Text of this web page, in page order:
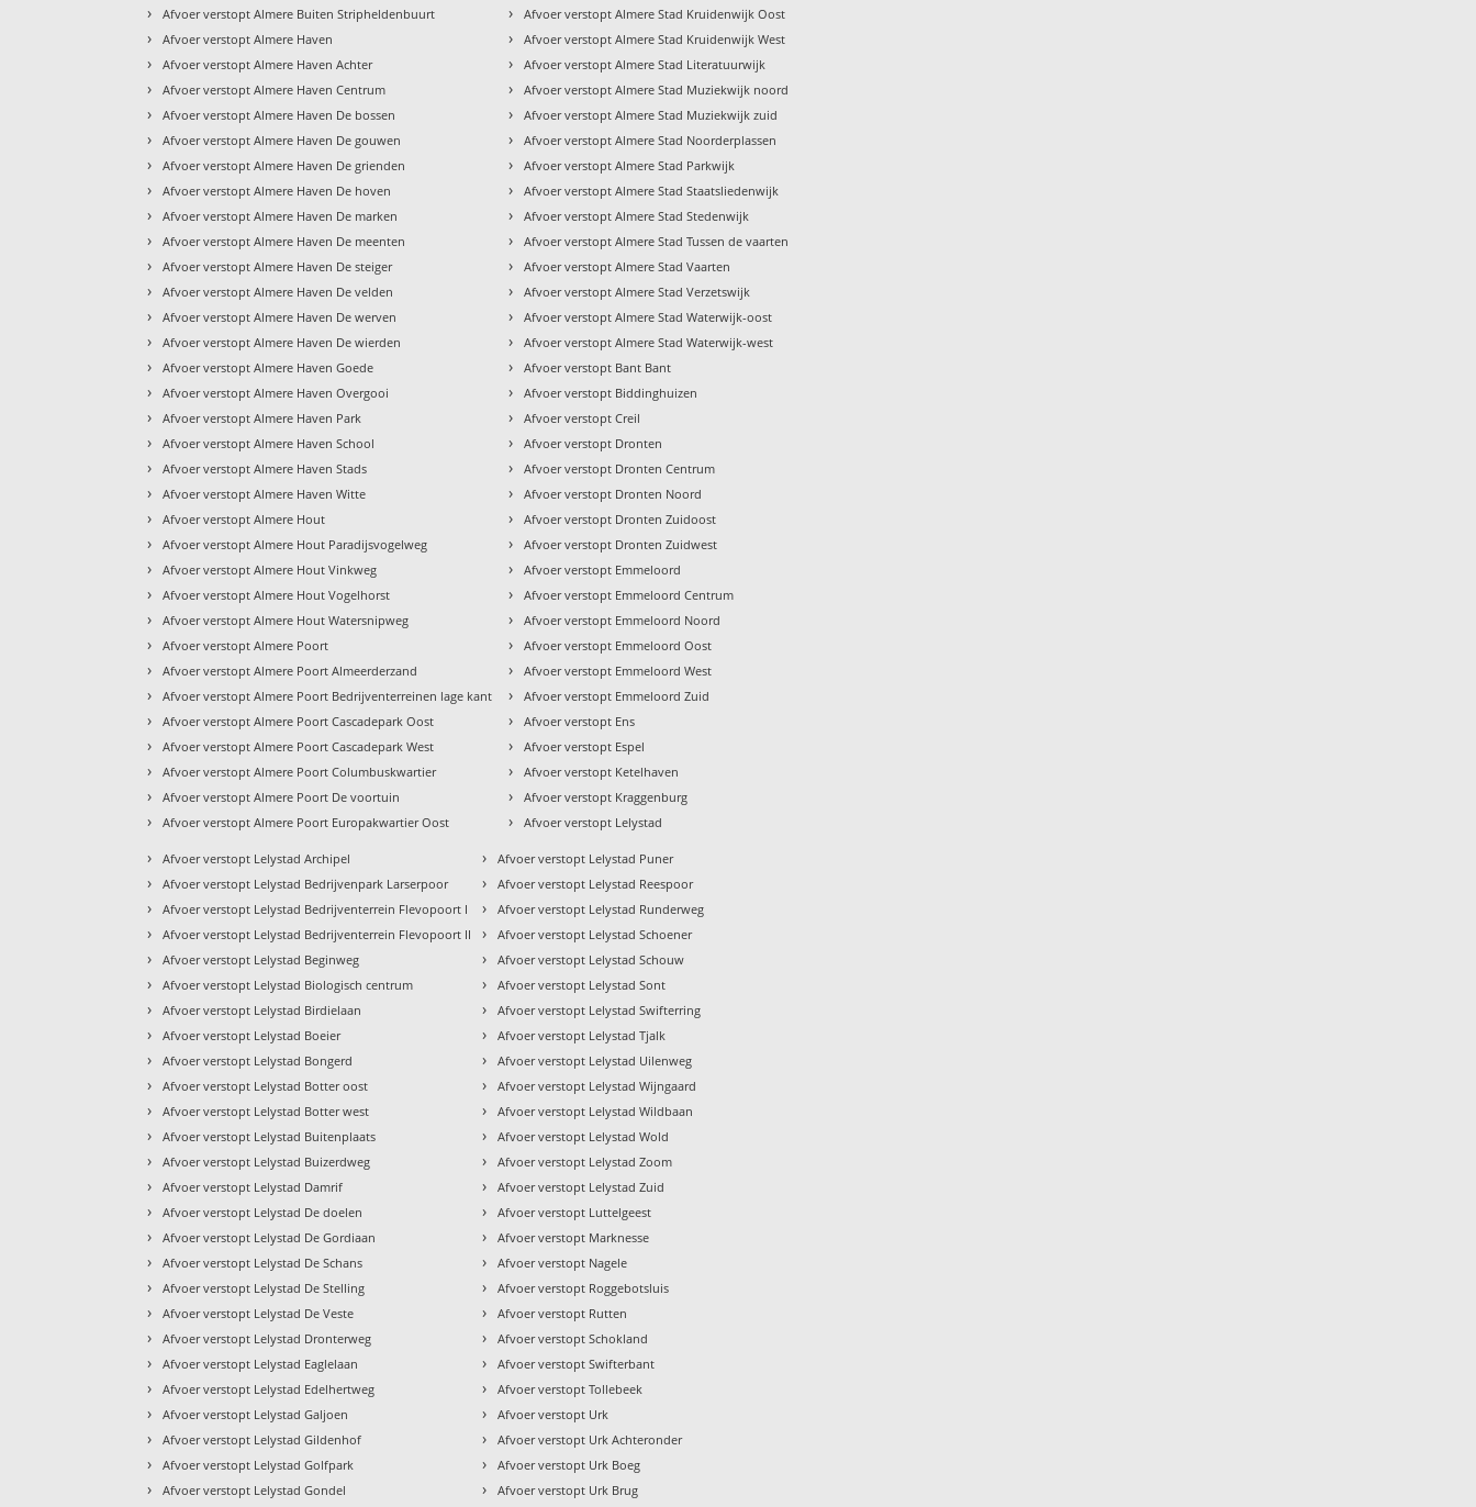
› Afvoer verstopt Almere Buiten Stripheldenbuurt
› Afvoer verstopt Almere Haven
› Afvoer verstopt Almere Haven Achter
› Afvoer verstopt Almere Haven Centrum
› Afvoer verstopt Almere Haven De bossen
› Afvoer verstopt Almere Haven De gouwen
› Afvoer verstopt Almere Haven De grienden
› Afvoer verstopt Almere Haven De hoven
› Afvoer verstopt Almere Haven De marken
› Afvoer verstopt Almere Haven De meenten
› Afvoer verstopt Almere Haven De steiger
› Afvoer verstopt Almere Haven De velden
› Afvoer verstopt Almere Haven De werven
› Afvoer verstopt Almere Haven De wierden
› Afvoer verstopt Almere Haven Goede
› Afvoer verstopt Almere Haven Overgooi
› Afvoer verstopt Almere Haven Park
› Afvoer verstopt Almere Haven School
› Afvoer verstopt Almere Haven Stads
› Afvoer verstopt Almere Haven Witte
› Afvoer verstopt Almere Hout
› Afvoer verstopt Almere Hout Paradijsvogelweg
› Afvoer verstopt Almere Hout Vinkweg
› Afvoer verstopt Almere Hout Vogelhorst
› Afvoer verstopt Almere Hout Watersnipweg
› Afvoer verstopt Almere Poort
› Afvoer verstopt Almere Poort Almeerderzand
› Afvoer verstopt Almere Poort Bedrijventerreinen lage kant
› Afvoer verstopt Almere Poort Cascadepark Oost
› Afvoer verstopt Almere Poort Cascadepark West
› Afvoer verstopt Almere Poort Columbuskwartier
› Afvoer verstopt Almere Poort De voortuin
› Afvoer verstopt Almere Poort Europakwartier Oost
› Afvoer verstopt Almere Stad Kruidenwijk Oost
› Afvoer verstopt Almere Stad Kruidenwijk West
› Afvoer verstopt Almere Stad Literatuurwijk
› Afvoer verstopt Almere Stad Muziekwijk noord
› Afvoer verstopt Almere Stad Muziekwijk zuid
› Afvoer verstopt Almere Stad Noorderplassen
› Afvoer verstopt Almere Stad Parkwijk
› Afvoer verstopt Almere Stad Staatsliedenwijk
› Afvoer verstopt Almere Stad Stedenwijk
› Afvoer verstopt Almere Stad Tussen de vaarten
› Afvoer verstopt Almere Stad Vaarten
› Afvoer verstopt Almere Stad Verzetswijk
› Afvoer verstopt Almere Stad Waterwijk-oost
› Afvoer verstopt Almere Stad Waterwijk-west
› Afvoer verstopt Bant Bant
› Afvoer verstopt Biddinghuizen
› Afvoer verstopt Creil
› Afvoer verstopt Dronten
› Afvoer verstopt Dronten Centrum
› Afvoer verstopt Dronten Noord
› Afvoer verstopt Dronten Zuidoost
› Afvoer verstopt Dronten Zuidwest
› Afvoer verstopt Emmeloord
› Afvoer verstopt Emmeloord Centrum
› Afvoer verstopt Emmeloord Noord
› Afvoer verstopt Emmeloord Oost
› Afvoer verstopt Emmeloord West
› Afvoer verstopt Emmeloord Zuid
› Afvoer verstopt Ens
› Afvoer verstopt Espel
› Afvoer verstopt Ketelhaven
› Afvoer verstopt Kraggenburg
› Afvoer verstopt Lelystad
› Afvoer verstopt Lelystad Archipel
› Afvoer verstopt Lelystad Bedrijvenpark Larserpoor
› Afvoer verstopt Lelystad Bedrijventerrein Flevopoort I
› Afvoer verstopt Lelystad Bedrijventerrein Flevopoort II
› Afvoer verstopt Lelystad Beginweg
› Afvoer verstopt Lelystad Biologisch centrum
› Afvoer verstopt Lelystad Birdielaan
› Afvoer verstopt Lelystad Boeier
› Afvoer verstopt Lelystad Bongerd
› Afvoer verstopt Lelystad Botter oost
› Afvoer verstopt Lelystad Botter west
› Afvoer verstopt Lelystad Buitenplaats
› Afvoer verstopt Lelystad Buizerdweg
› Afvoer verstopt Lelystad Damrif
› Afvoer verstopt Lelystad De doelen
› Afvoer verstopt Lelystad De Gordiaan
› Afvoer verstopt Lelystad De Schans
› Afvoer verstopt Lelystad De Stelling
› Afvoer verstopt Lelystad De Veste
› Afvoer verstopt Lelystad Dronterweg
› Afvoer verstopt Lelystad Eaglelaan
› Afvoer verstopt Lelystad Edelhertweg
› Afvoer verstopt Lelystad Galjoen
› Afvoer verstopt Lelystad Gildenhof
› Afvoer verstopt Lelystad Golfpark
› Afvoer verstopt Lelystad Gondel
› Afvoer verstopt Lelystad Puner
› Afvoer verstopt Lelystad Reespoor
› Afvoer verstopt Lelystad Runderweg
› Afvoer verstopt Lelystad Schoener
› Afvoer verstopt Lelystad Schouw
› Afvoer verstopt Lelystad Sont
› Afvoer verstopt Lelystad Swifterring
› Afvoer verstopt Lelystad Tjalk
› Afvoer verstopt Lelystad Uilenweg
› Afvoer verstopt Lelystad Wijngaard
› Afvoer verstopt Lelystad Wildbaan
› Afvoer verstopt Lelystad Wold
› Afvoer verstopt Lelystad Zoom
› Afvoer verstopt Lelystad Zuid
› Afvoer verstopt Luttelgeest
› Afvoer verstopt Marknesse
› Afvoer verstopt Nagele
› Afvoer verstopt Roggebotsluis
› Afvoer verstopt Rutten
› Afvoer verstopt Schokland
› Afvoer verstopt Swifterbant
› Afvoer verstopt Tollebeek
› Afvoer verstopt Urk
› Afvoer verstopt Urk Achteronder
› Afvoer verstopt Urk Boeg
› Afvoer verstopt Urk Brug